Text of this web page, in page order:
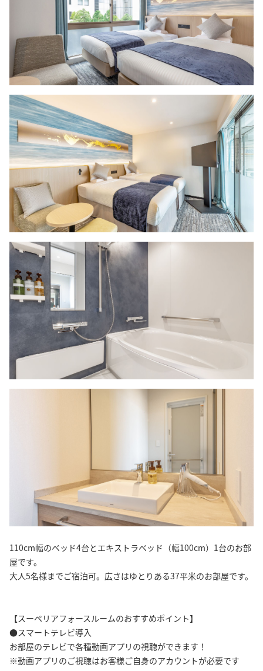
110cm幅のベッド4台とエキストラベッド（幅100cm）1台のお部
屋です。
大人5名様までご宿泊可。広さはゆとりある37平米のお部屋です。
【スーペリアフォースルームのおすすめポイント】
●スマートテレビ導入
お部屋のテレビで各種動画アプリの視聴ができます！
※動画アプリのご視聴はお客様ご自身のアカウントが必要です